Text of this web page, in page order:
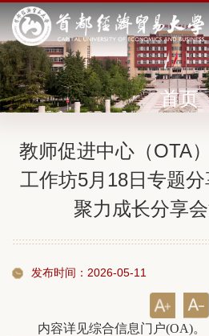
首页
教师促进中心（OTA
工作坊5月18日专题
聚力成长分享
发布时间：2026-05-11
内容详见综合信息门户(OA)。